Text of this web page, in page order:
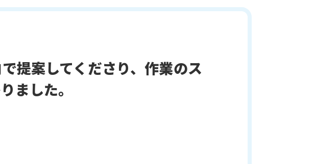
提案してくださり、作業のス
ました。